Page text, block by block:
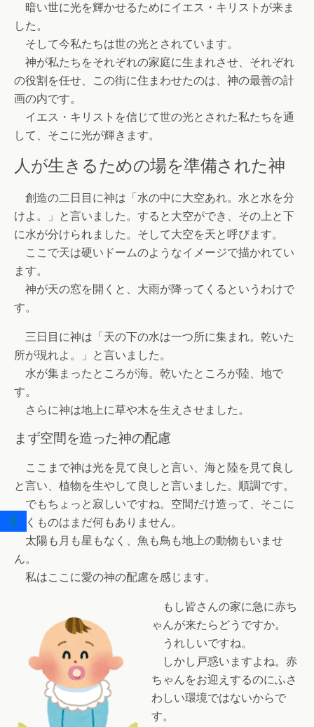
暗い世に光を輝かせるためにイエス・キリストが来ま
した。
そして今私たちは世の光とされています。
神が私たちをそれぞれの家庭に生まれさせ、それぞれ
の役割を任せ、この街に住まわせたのは、神の最善の計
画の内です。
イエス・キリストを信じて世の光とされた私たちを通
して、そこに光が輝きます。
人が生きるための場を準備された神
創造の二日目に神は「水の中に大空あれ。水と水を分
けよ。」と言いました。すると大空ができ、その上と下
に水が分けられました。そして大空を天と呼びます。
ここで天は硬いドームのようなイメージで描かれてい
ます。
神が天の窓を開くと、大雨が降ってくるというわけで
す。
三日目に神は「天の下の水は一つ所に集まれ。乾いた
所が現れよ。」と言いました。
水が集まったところが海。乾いたところが陸、地で
す。
さらに神は地上に草や木を生えさせました。
まず空間を造った神の配慮
ここまで神は光を見て良しと言い、海と陸を見て良し
と言い、植物を生やして良しと言いました。順調です。
でもちょっと寂しいですね。空間だけ造って、そこに
動くものはまだ何もありません。
太陽も月も星もなく、魚も鳥も地上の動物もいませ
ん。
私はここに愛の神の配慮を感じます。
もし皆さんの家に急に赤ち
ゃんが来たらどうですか。
うれしいですね。
しかし戸惑いますよね。赤
ちゃんをお迎えするのにふさ
わしい環境ではないからで
す。